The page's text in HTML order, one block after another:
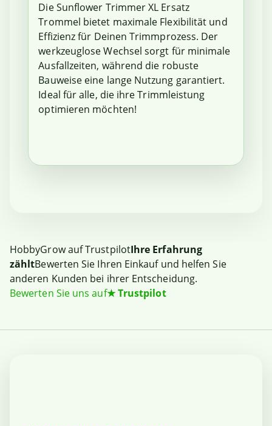
Die Sunflower Trimmer XL Ersatz
Trommel bietet maximale Flexibilität und
Effizienz für Deinen Trimmprozess. Der
werkzeuglose Wechsel sorgt für minimale
Ausfallzeiten, während die robuste
Bauweise eine lange Nutzung garantiert.
Ideal für alle, die ihre Trimmleistung
optimieren möchten!
HobbyGrow auf TrustpilotIhre Erfahrung
zähltBewerten Sie Ihren Einkauf und helfen Sie
anderen Kunden bei ihrer Entscheidung.
Bewerten Sie uns auf★Trustpilot